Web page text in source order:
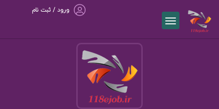
ورود / ثبت نام